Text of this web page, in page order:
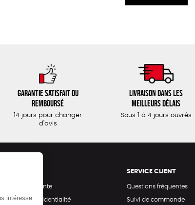
Garantie satisfait ou
remboursé
14 jours pour changer
d'avis
Livraison dans les
meilleurs délais
Sous 1 à 4 jours ouvrés
de vente
de confidentialité
SERVICE CLIENT
Questions fréquentes
Suivi de commande